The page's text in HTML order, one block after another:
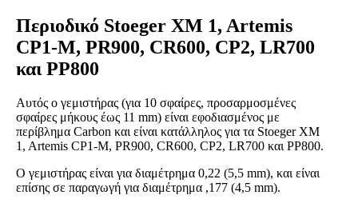
Περιοδικό Stoeger XM 1, Artemis
CP1-M, PR900, CR600, CP2, LR700
και PP800
Αυτός ο γεμιστήρας (για 10 σφαίρες, προσαρμοσμένες
σφαίρες μήκους έως 11 mm) είναι εφοδιασμένος με
περίβλημα Carbon και είναι κατάλληλος για τα Stoeger XM
1, Artemis CP1-M, PR900, CR600, CP2, LR700 και PP800.
Ο γεμιστήρας είναι για διαμέτρημα 0,22 (5,5 mm), και είναι
επίσης σε παραγωγή για διαμέτρημα ,177 (4,5 mm).